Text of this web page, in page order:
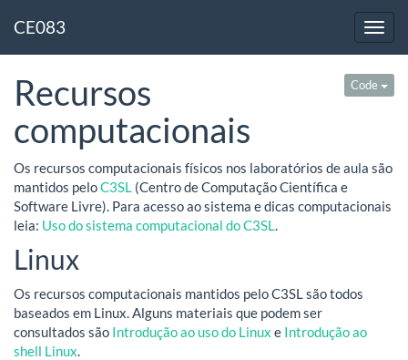
CE083
Code
Recursos
computacionais
Os recursos computacionais físicos nos laboratórios de aula são
mantidos peloC3SL (Centro de Computação Científica e
Software Livre). Para acesso ao sistema e dicas computacionais
leia: Uso do sistema computacional do C3SL
Linux
Os recursos computacionais mantidos pelo C3SL são todos
baseados em Linux. Alguns materiais que podem ser
consultados são Introdução ao uso do Linux e Introdução ao
shell Linux